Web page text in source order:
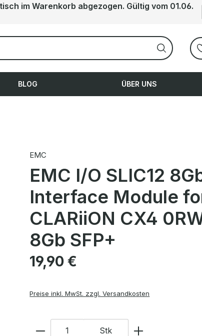
im Warenkorb abgezogen. Gültig vom 01.06.
BLOG ÜBER UNS
EMC
EMC I/O SLIC12
Interface Module
CLARiiON CX4
8Gb SFP+
Regulärer Preis:
19,90 €
Preise inkl. MwSt. zzgl. Versandkosten
Anzahl Stk